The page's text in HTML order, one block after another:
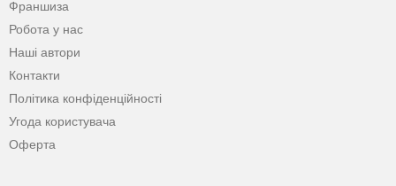
Франшиза
Робота у нас
Наші автори
Контакти
Політика конфіденційності
Угода користувача
Оферта